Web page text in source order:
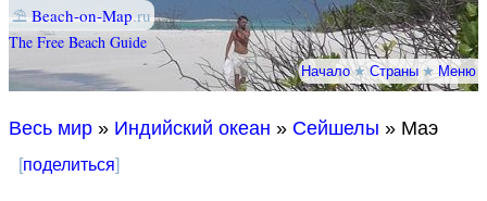
⛱ Beach-on-Map.ru
The Free Beach Guide
Начало★Страны★Меню
Весь мир » Индийский океан » Сейшелы » Маэ
[поделиться]